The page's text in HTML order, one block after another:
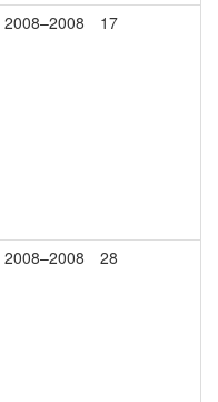
2008–2008 17
2008–2008 28